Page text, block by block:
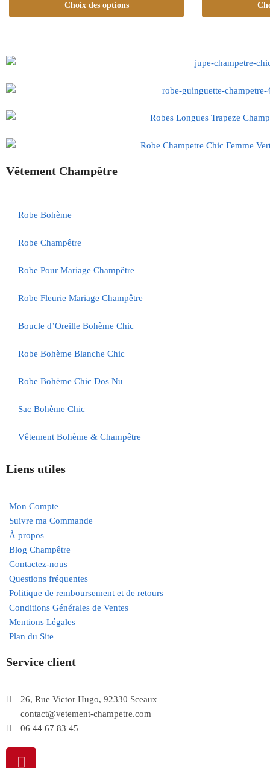
Choix des options
Vêtement Champêtre
Robe Bohème
Robe Champêtre
Robe Pour Mariage Champêtre
Robe Fleurie Mariage Champêtre
Boucle d’Oreille Bohème Chic
Robe Bohème Blanche Chic
Robe Bohème Chic Dos Nu
Sac Bohème Chic
Vêtement Bohème & Champêtre
Liens utiles
Mon Compte
Suivre ma Commande
À propos
Blog Champêtre
Contactez-nous
Questions fréquentes
Politique de remboursement et de retours
Conditions Générales de Ventes
Mentions Légales
Plan du Site
Service client
26, Rue Victor Hugo, 92330 Sceaux
contact@vetement-champetre.com
06 44 67 83 45